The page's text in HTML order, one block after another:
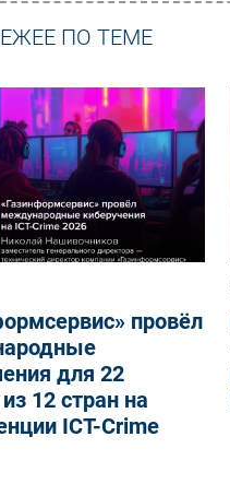
ПО ТЕМЕ
провёл
для 22
12 стран на
ICT-Crime